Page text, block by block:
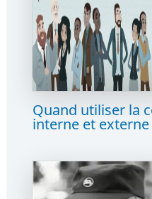
Quand utiliser la
interne et externe